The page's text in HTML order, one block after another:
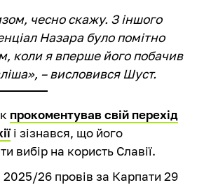
чесно скажу. З іншого
Назара було помітно
коли я вперше його побачив
– висловився Шуст.
прокоментував свій перехід
і зізнався, що його
вибір на користь Славії.
2025/26 провів за Карпати 29